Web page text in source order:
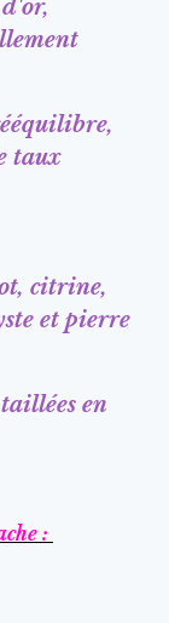
taux
citrine,
et pierre
en
: